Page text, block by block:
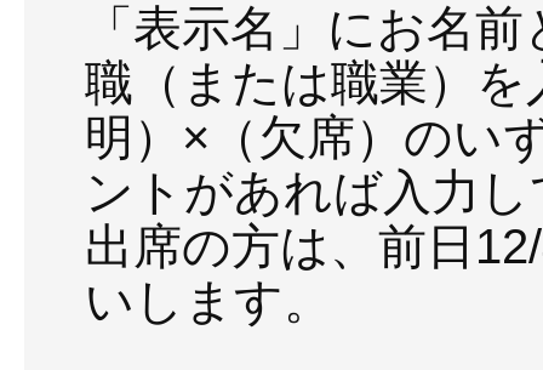
「表示名」にお名
職（または職業）
明）×（欠席）のい
ントがあれば入力
出席の方は、前日
いします。